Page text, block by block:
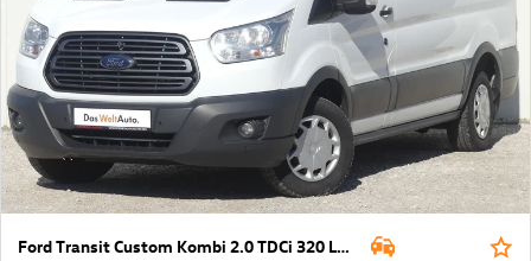
Ford Transit Custom Kombi 2.0 TDCi 320 L2H1 Trend